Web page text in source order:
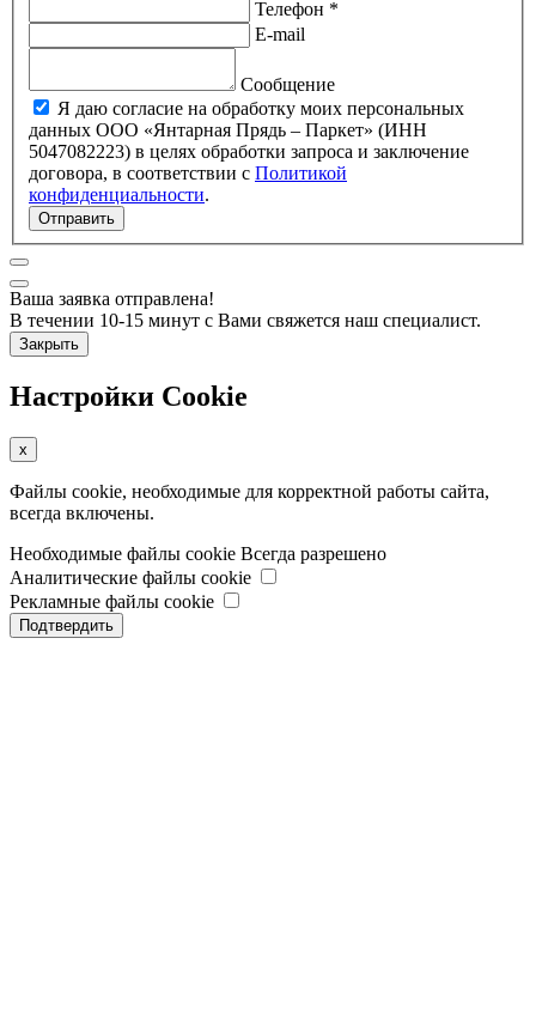
Телефон *
E-mail
Сообщение
Я даю согласие на обработку моих персональных
данных ООО «Янтарная Прядь – Паркет» (ИНН
5047082223) в целях обработки запроса и заключение
договора, в соответствии с Политикой
конфиденциальности.
Отправить
Ваша заявка отправлена!
В течении 10-15 минут с Вами свяжется наш специалист.
Закрыть
Настройки Cookie
x
Файлы cookie, необходимые для корректной работы сайта,
всегда включены.
Необходимые файлы cookie Всегда разрешено
Аналитические файлы cookie
Рекламные файлы cookie
Подтвердить